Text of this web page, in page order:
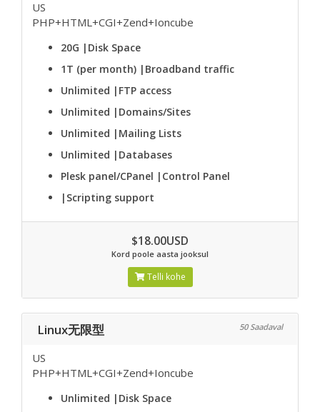
US
PHP+HTML+CGI+Zend+Ioncube
20G |Disk Space
1T (per month) |Broadband traffic
Unlimited |FTP access
Unlimited |Domains/Sites
Unlimited |Mailing Lists
Unlimited |Databases
Plesk panel/CPanel |Control Panel
|Scripting support
$18.00USD
Kord poole aasta jooksul
Telli kohe
Linux无限型 50 Saadaval
US
PHP+HTML+CGI+Zend+Ioncube
Unlimited |Disk Space